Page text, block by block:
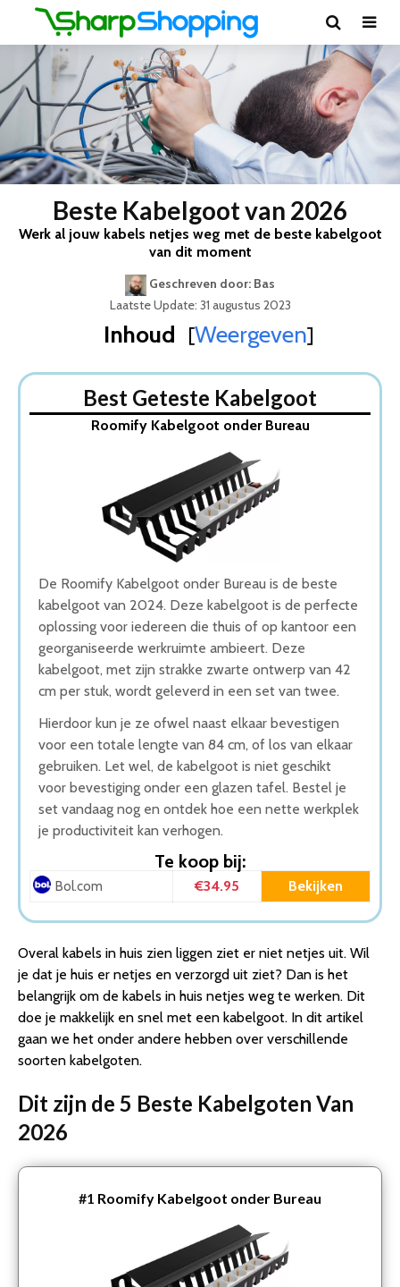
Beste Kabelgoot van 2026
Werk al jouw kabels netjes weg met de beste kabelgoot
van dit moment
Geschreven door: Bas
Laatste Update: 31 augustus 2023
Inhoud [Weergeven]
1. Roomify Kabelgoot onder Bureau
2. Lardic Metalen Kabel organiser
4. Hama Alu Kabelgoot
5. Kabelgoot voor onder het bureau
Wat is de beste Kabelgoot van 2026
1. Beste Kabelgoot van 2026
2. Fijnste Kabelgoot van 2026
3. Goede Prijs-Kwaliteit Kabelgoot
4. Beste Budget Kabelgoot van 2026
5. Goede Koop Kabelgoot
Conclusie
Best Geteste Kabelgoot
Roomify Kabelgoot onder Bureau
De Roomify Kabelgoot onder Bureau is de beste
kabelgoot van 2024. Deze kabelgoot is de perfecte
oplossing voor iedereen die thuis of op kantoor een
georganiseerde werkruimte ambieert. Deze
kabelgoot, met zijn strakke zwarte ontwerp van 42
cm per stuk, wordt geleverd in een set van twee.
Hierdoor kun je ze ofwel naast elkaar bevestigen
voor een totale lengte van 84 cm, of los van elkaar
gebruiken. Let wel, de kabelgoot is niet geschikt
voor bevestiging onder een glazen tafel. Bestel je
set vandaag nog en ontdek hoe een nette werkplek
je productiviteit kan verhogen.
Te koop bij:
Bol.com €34.95 Bekijken
Overal kabels in huis zien liggen ziet er niet netjes uit. Wil
je dat je huis er netjes en verzorgd uit ziet? Dan is het
belangrijk om de kabels in huis netjes weg te werken. Dit
doe je makkelijk en snel met een kabelgoot. In dit artikel
gaan we het onder andere hebben over verschillende
soorten kabelgoten.
Dit zijn de 5 Beste Kabelgoten Van
2026
#1 Roomify Kabelgoot onder Bureau